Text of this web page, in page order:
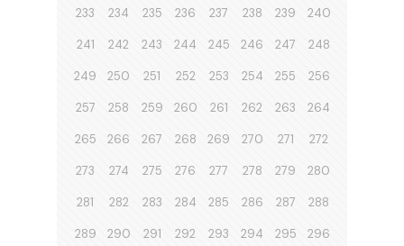
233 234 235 236 237 238 239 240
241 242 243 244 245 246 247 248
249 250 251 252 253 254 255 256
257 258 259 260 261 262 263 264
265 266 267 268 269 270 271 272
273 274 275 276 277 278 279 280
281 282 283 284 285 286 287 288
289 290 291 292 293 294 295 296